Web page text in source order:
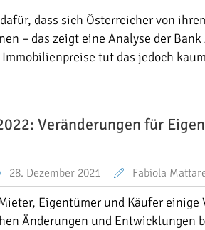
dass sich Österreicher von
– das zeigt eine Analyse der
tut das jedoch
Veränderungen für
28. Dezember 2021 Fabiola
Eigentümer und Käufer einige
Änderungen und Entwicklungen